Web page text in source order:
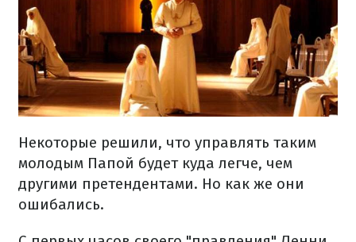
Некоторые решили, что управлять таким
молодым Папой будет куда легче, чем
другими претендентами. Но как же они
ошибались.